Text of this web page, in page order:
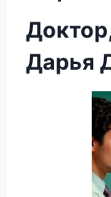
Дарья